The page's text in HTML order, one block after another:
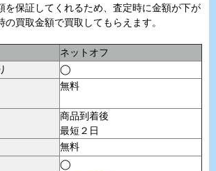
を保証してくれるため、査定時に金額が下が
の買取金額で買取してもらえます。
ネットオフ
◯
無料
商品到着後
最短２日
無料
◯